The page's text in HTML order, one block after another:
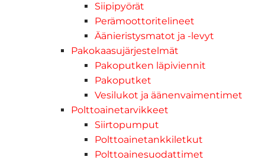
Siipipyörät
Perämoottoritelineet
Äänieristysmatot ja -levyt
Pakokaasujärjestelmät
Pakoputken läpiviennit
Pakoputket
Vesilukot ja äänenvaimentimet
Polttoainetarvikkeet
Siirtopumput
Polttoainetankkiletkut
Polttoainesuodattimet